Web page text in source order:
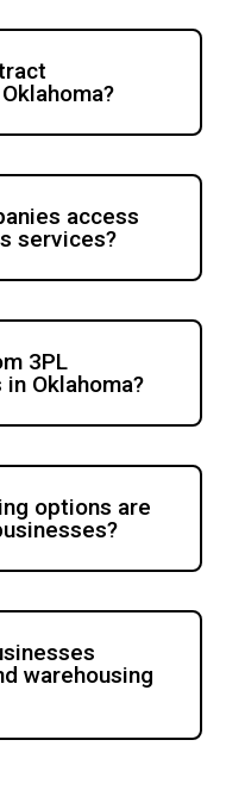
access
services?
3PL
Oklahoma?
options are
warehousing